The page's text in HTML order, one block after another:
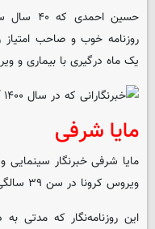
حسین
روزنامه خوب و صاحب
یک ماه درگیری با بیماری و
مایا شرفی
ویروس کرونا در سن ۳۹ سالگی دار فانی را وداع گفت.
این روزنامه‌نگار که مدتی